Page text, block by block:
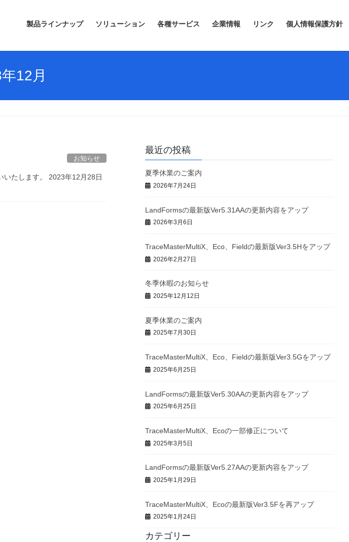
製品ラインナップ ソリューション 各種サービス 企業情報 リンク 個人情報保護方針
12月
お知らせ
いたします。 2023年12月28日
最近の投稿
夏季休業のご案内
2026年7月24日
LandFormsの最新版Ver5.31AAの更新内容をアップ
2026年3月6日
TraceMasterMultiX、Eco、Fieldの最新版Ver3.5Hをアップ
2026年2月27日
冬季休暇のお知らせ
2025年12月12日
夏季休業のご案内
2025年7月30日
TraceMasterMultiX、Eco、Fieldの最新版Ver3.5Gをアップ
2025年6月25日
LandFormsの最新版Ver5.30AAの更新内容をアップ
2025年6月25日
TraceMasterMultiX、Ecoの一部修正について
2025年3月5日
LandFormsの最新版Ver5.27AAの更新内容をアップ
2025年1月29日
TraceMasterMultiX、Ecoの最新版Ver3.5Fを再アップ
2025年1月24日
カテゴリー